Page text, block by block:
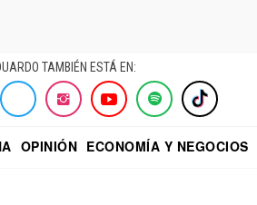
TAMBIÉN ESTÁ EN:
OPINIÓN ECONOMÍA Y NEGOCIOS